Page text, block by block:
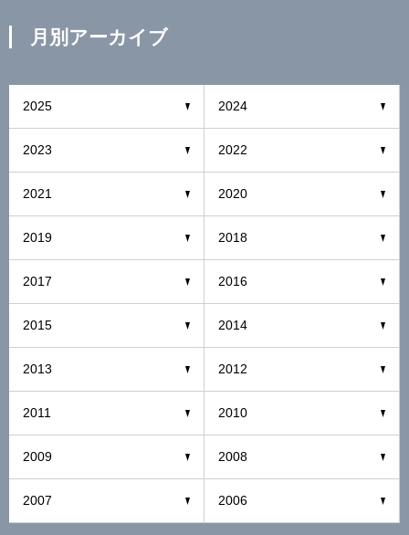
月別アーカイブ
2025 2024
2023 2022
2021 2020
2019 2018
2017 2016
2015 2014
2013 2012
2011 2010
2009 2008
2007 2006